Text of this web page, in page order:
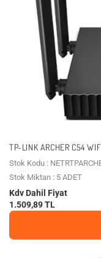
TP-LINK ARCHER C54
Stok Kodu :
Stok Miktarı : 5 ADET
Kdv Dahil Fiyat
1.509,89 TL